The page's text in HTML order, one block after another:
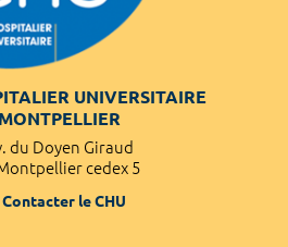
UNIVERSITAIRE
du Doyen Giraud
cedex 5
Contacter le CHU